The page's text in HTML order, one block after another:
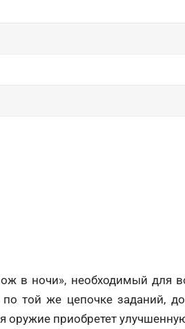
в ночи», необходимый для
той же цепочке заданий,
оружие приобретет